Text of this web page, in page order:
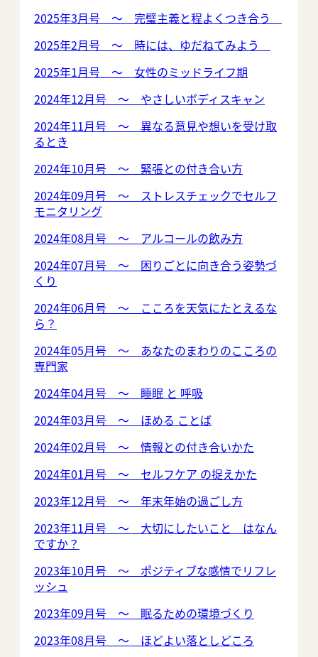
2025年3月号 ～ 完璧主義と程よくつき合う
2025年2月号 ～ 時には、ゆだねてみよう
2025年1月号 ～ 女性のミッドライフ期
2024年12月号 ～ やさしいボディスキャン
2024年11月号 ～ 異なる意見や想いを受け取
るとき
2024年10月号 ～ 緊張との付き合い方
2024年09月号 ～ ストレスチェックでセルフ
モニタリング
2024年08月号 ～ アルコールの飲み方
2024年07月号 ～ 困りごとに向き合う姿勢づ
くり
2024年06月号 ～ こころを天気にたとえるな
ら？
2024年05月号 ～ あなたのまわりのこころの
専門家
2024年04月号 ～ 睡眠 と 呼吸
2024年03月号 ～ ほめる ことば
2024年02月号 ～ 情報との付き合いかた
2024年01月号 ～ セルフケア の捉えかた
2023年12月号 ～ 年末年始の過ごし方
2023年11月号 ～ 大切にしたいこと はなん
ですか？
2023年10月号 ～ ポジティブな感情でリフレ
ッシュ
2023年09月号 ～ 眠るための環境づくり
2023年08月号 ～ ほどよい落としどころ